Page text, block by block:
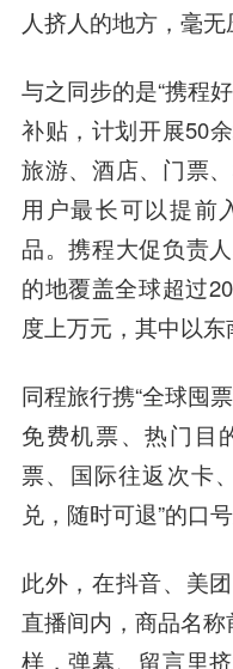
人挤人的地方，毫无
与之同步的是“携程
补贴，计划开展50
旅游、酒店、门票
用户最长可以提前
品。携程大促负责
的地覆盖全球超过
度上万元，其中以东
同程旅行携“全球囤
免费机票、热门目
票、国际往返次卡
兑，随时可退”的口
此外，在抖音、美
直播间内，商品名称
样，弹幕、留言里